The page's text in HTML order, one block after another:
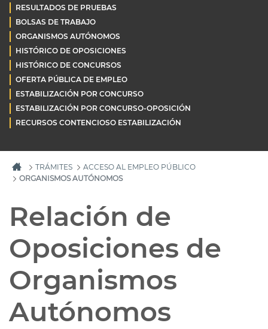
RESULTADOS DE PRUEBAS
BOLSAS DE TRABAJO
ORGANISMOS AUTÓNOMOS
HISTÓRICO DE OPOSICIONES
HISTÓRICO DE CONCURSOS
OFERTA PÚBLICA DE EMPLEO
ESTABILIZACIÓN POR CONCURSO
ESTABILIZACIÓN POR CONCURSO-OPOSICIÓN
RECURSOS CONTENCIOSO ESTABILIZACIÓN
TRÁMITES
ACCESO AL EMPLEO PÚBLICO
ORGANISMOS AUTÓNOMOS
Relación de
Oposiciones de
Organismos
Autónomos